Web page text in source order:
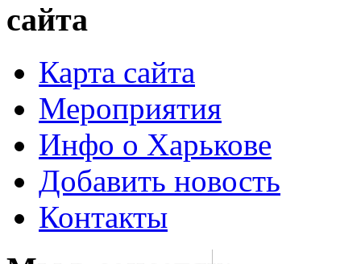
сайта
Карта сайта
Мероприятия
Инфо о Харькове
Добавить новость
Контакты